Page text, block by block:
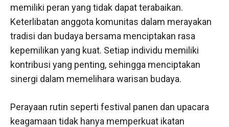
memiliki peran yang tidak dapat terabaikan.
Keterlibatan anggota komunitas dalam merayakan
tradisi dan budaya bersama menciptakan rasa
kepemilikan yang kuat. Setiap individu memiliki
kontribusi yang penting, sehingga menciptakan
sinergi dalam memelihara warisan budaya.
Perayaan rutin seperti festival panen dan upacara
keagamaan tidak hanya memperkuat ikatan